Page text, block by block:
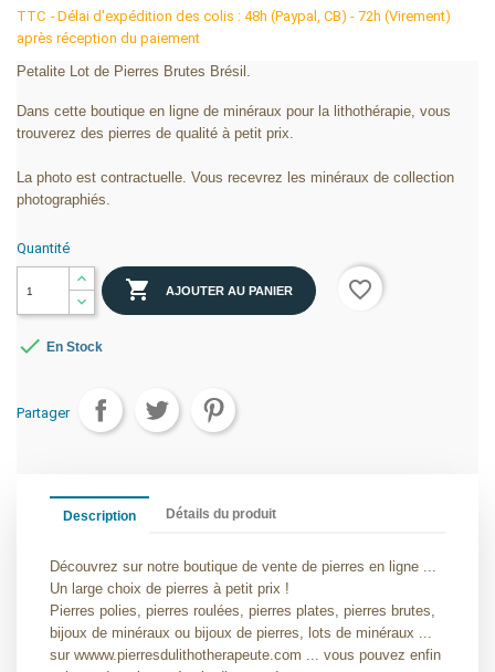
TTC
Délai d'expédition des colis : 48h (Paypal, CB) - 72h (Virement)
après réception du paiement
Petalite Lot de Pierres Brutes Brésil.
Dans cette boutique en ligne de minéraux pour la lithothérapie, vous
trouverez des pierres de qualité à petit prix.
La photo est contractuelle. Vous recevrez les minéraux de collection
photographiés.
Quantité
 AJOUTER AU PANIER favorite_border
 En Stock
Partager
Description Détails du produit
Découvrez sur notre boutique de vente de pierres en ligne ...
Un large choix de pierres à petit prix !
Pierres polies, pierres roulées, pierres plates, pierres brutes,
bijoux de minéraux ou bijoux de pierres, lots de minéraux ...
sur wwww.pierresdulithotherapeute.com ... vous pouvez enfin